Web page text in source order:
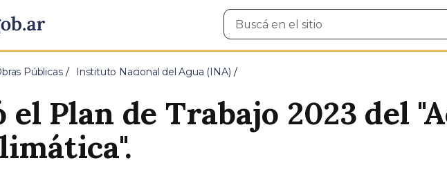
Buscar
en
Públicas Instituto Nacional del Agua (INA)
el Plan de Trabajo 2023 del